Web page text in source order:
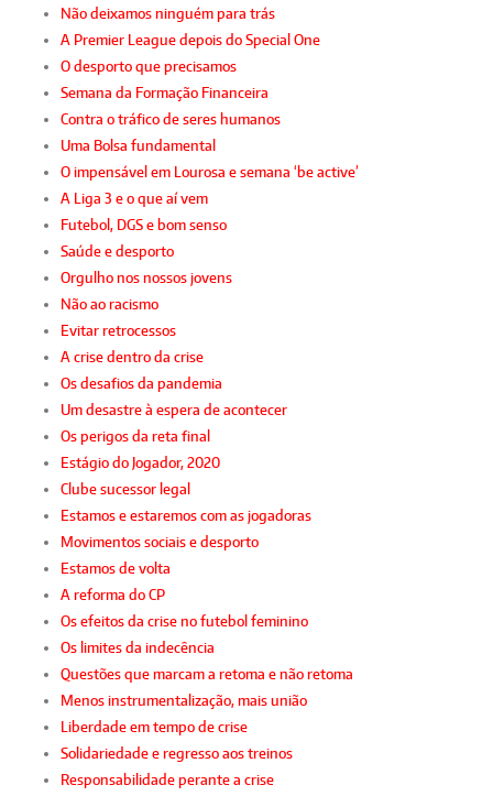
Não deixamos ninguém para trás
A Premier League depois do Special One
O desporto que precisamos
Semana da Formação Financeira
Contra o tráfico de seres humanos
Uma Bolsa fundamental
O impensável em Lourosa e semana ‘be active’
A Liga 3 e o que aí vem
Futebol, DGS e bom senso
Saúde e desporto
Orgulho nos nossos jovens
Não ao racismo
Evitar retrocessos
A crise dentro da crise
Os desafios da pandemia
Um desastre à espera de acontecer
Os perigos da reta final
Estágio do Jogador, 2020
Clube sucessor legal
Estamos e estaremos com as jogadoras
Movimentos sociais e desporto
Estamos de volta
A reforma do CP
Os efeitos da crise no futebol feminino
Os limites da indecência
Questões que marcam a retoma e não retoma
Menos instrumentalização, mais união
Liberdade em tempo de crise
Solidariedade e regresso aos treinos
Responsabilidade perante a crise